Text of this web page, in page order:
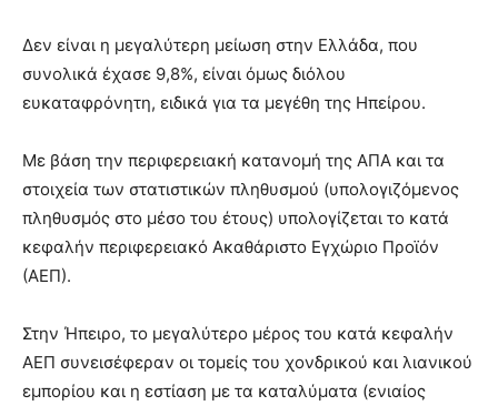
Δεν είναι η μεγαλύτερη μείωση στην Ελλάδα, που
συνολικά έχασε 9,8%, είναι όμως διόλου
ευκαταφρόνητη, ειδικά για τα μεγέθη της Ηπείρου.
Με βάση την περιφερειακή κατανομή της ΑΠΑ και τα
στοιχεία των στατιστικών πληθυσμού (υπολογιζόμενος
πληθυσμός στο μέσο του έτους) υπολογίζεται το κατά
κεφαλήν περιφερειακό Ακαθάριστο Εγχώριο Προϊόν
(ΑΕΠ).
Στην Ήπειρο, το μεγαλύτερο μέρος του κατά κεφαλήν
ΑΕΠ συνεισέφεραν οι τομείς του χονδρικού και λιανικού
εμπορίου και η εστίαση με τα καταλύματα (ενιαίος